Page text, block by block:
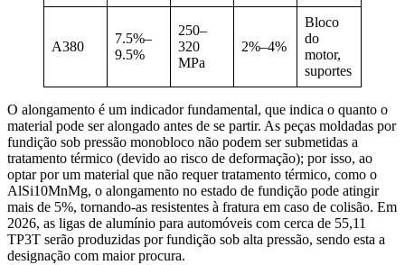
A380
7.5%–
9.5%
250–
320
MPa
2%–4%
Bloco
do
motor,
suportes
O alongamento é um indicador fundamental, que indica o quanto o
material pode ser alongado antes de se partir. As peças moldadas por
fundição sob pressão monobloco não podem ser submetidas a
tratamento térmico (devido ao risco de deformação); por isso, ao
optar por um material que não requer tratamento térmico, como o
AlSi10MnMg, o alongamento no estado de fundição pode atingir
mais de 5%, tornando-as resistentes à fratura em caso de colisão. Em
2026, as ligas de alumínio para automóveis com cerca de 55,11
TP3T serão produzidas por fundição sob alta pressão, sendo esta a
designação com maior procura.